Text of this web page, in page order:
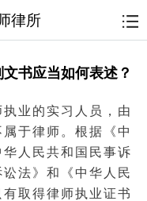
律所
书应当如何表述？
业的实习人员，由
于律师。根据《中
华人民共和国 民事诉
讼法》和《中华人民
取得律师执业证书